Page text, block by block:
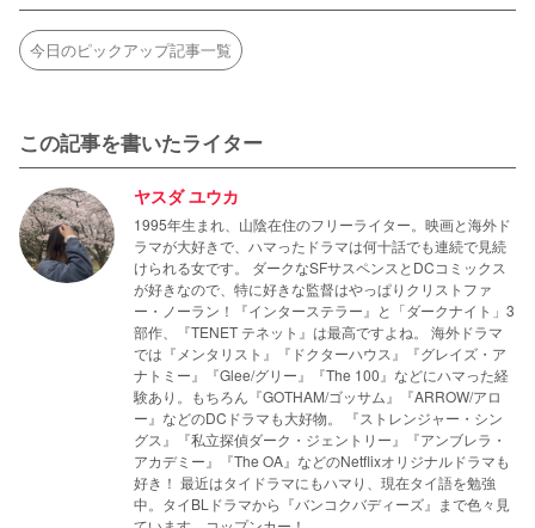
今日のピックアップ記事一覧
この記事を書いたライター
ヤスダ ユウカ
1995年生まれ、山陰在住のフリーライター。映画と海外ド
ラマが大好きで、ハマったドラマは何十話でも連続で見続
けられる女です。 ダークなSFサスペンスとDCコミックス
が好きなので、特に好きな監督はやっぱりクリストファ
ー・ノーラン！『インターステラー』と「ダークナイト」3
部作、『TENET テネット』は最高ですよね。 海外ドラマ
では『メンタリスト』『ドクターハウス』『グレイズ・ア
ナトミー』『Glee/グリー』『The 100』などにハマった経
験あり。もちろん『GOTHAM/ゴッサム』『ARROW/アロ
ー』などのDCドラマも大好物。 『ストレンジャー・シン
グス』『私立探偵ダーク・ジェントリー』『アンブレラ・
アカデミー』『The OA』などのNetflixオリジナルドラマも
好き！ 最近はタイドラマにもハマり、現在タイ語を勉強
中。タイBLドラマから『バンコクバディーズ』まで色々見